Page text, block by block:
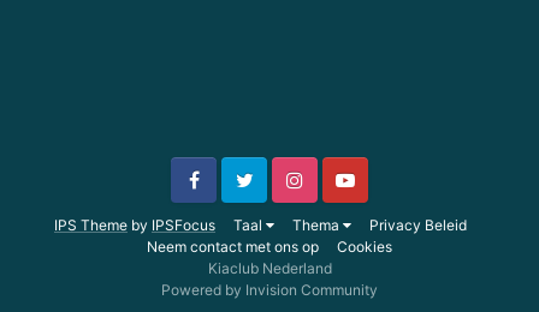
IPS Theme by IPSFocus Taal Thema
Privacy Beleid
Neem contact met ons op
Cookies
Kiaclub Nederland
Powered by Invision Community